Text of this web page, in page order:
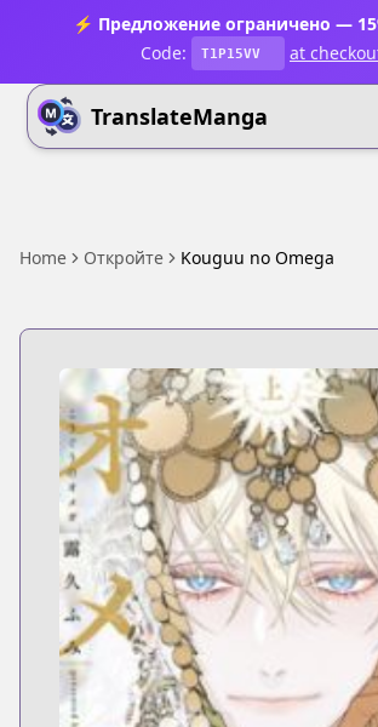
⚡ Предложение ограничено —
Code:
T1P15VV at
TranslateManga
Home Откройте Kouguu no Omega